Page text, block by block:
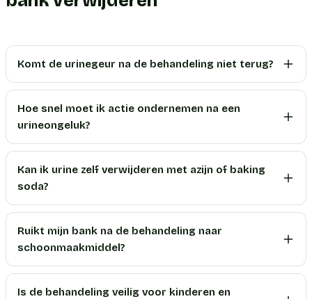
Komt de urinegeur na de behandeling niet terug?
Hoe snel moet ik actie ondernemen na een
urineongeluk?
Kan ik urine zelf verwijderen met azijn of baking
soda?
Ruikt mijn bank na de behandeling naar
schoonmaakmiddel?
Is de behandeling veilig voor kinderen en